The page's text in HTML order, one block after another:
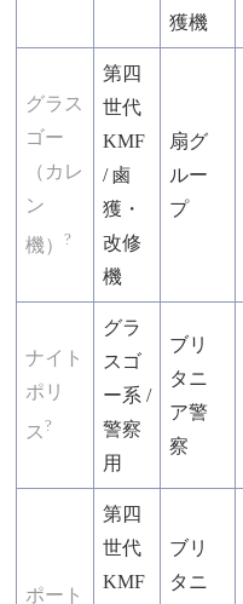
獲機
グラス
ゴー
（カレ
ン
機）
?
第四
世代
KMF
/ 鹵
獲・
改修
機
扇グ
ルー
プ
ナイト
ポリ
ス ?
グラ
スゴ
ー系 /
警察
用
ブリ
タニ
ア警
察
ポート
第四
世代
KMF
ブリ
タニ